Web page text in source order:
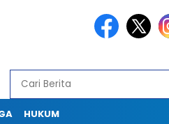
HUKUM